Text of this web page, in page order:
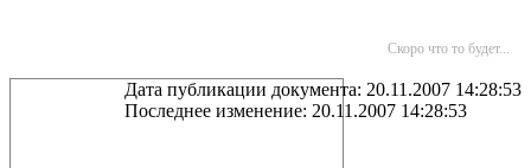
Скоро что то будет...
Дата публикации документа: 20.11.2007 14:28:53
Последнее изменение: 20.11.2007 14:28:53